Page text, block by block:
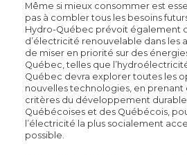
Même si mieux consommer est
pas à combler tous les besoins
Hydro-Québec prévoit également
d’électricité renouvelable dans les
de miser en priorité sur des
Québec, telles que
Québec devra explorer toutes les
nouvelles technologies, en
critères du développement
Québécoises et des Québécois,
l’électricité la plus socialement
possible.